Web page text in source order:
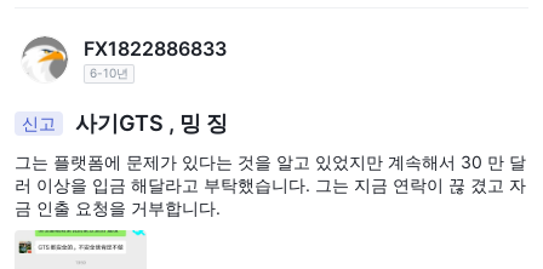
FX1822886833
6-10년
신고 사기GTS , 밍 징
그는 플랫폼에 문제가 있다는 것을 알고 있었지만 계속해서 30 만 달
러 이상을 입금 해달라고 부탁했습니다. 그는 지금 연락이 끊 겼고 자
금 인출 요청을 거부합니다.